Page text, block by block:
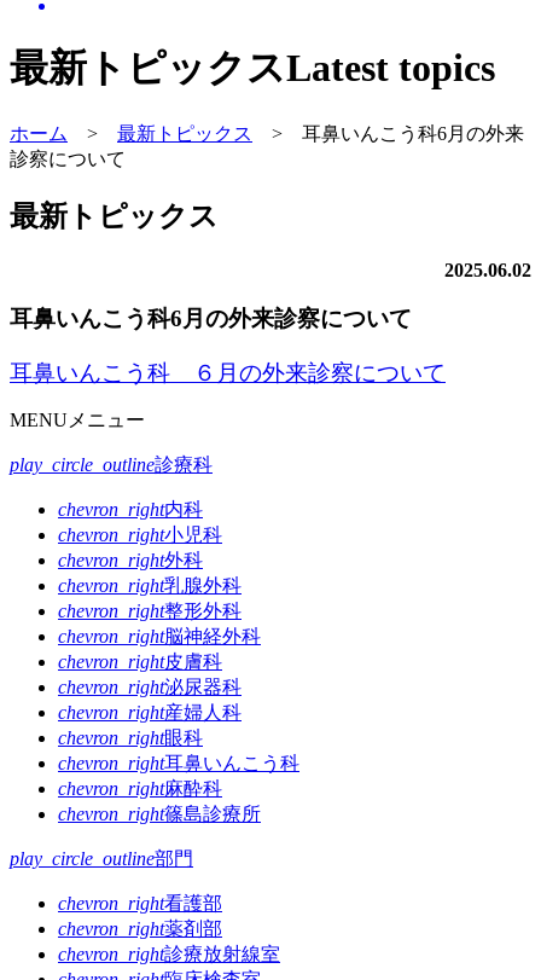
最新トピックスLatest topics
ホーム > 最新トピックス > 耳鼻いんこう科6月の外来
診察について
最新トピックス
2025.06.02
耳鼻いんこう科6月の外来診察について
耳鼻いんこう科 ６月の外来診察について
MENU メニュー
play_circle_outline診療科
chevron_right内科
chevron_right小児科
chevron_right外科
chevron_right乳腺外科
chevron_right整形外科
chevron_right脳神経外科
chevron_right皮膚科
chevron_right泌尿器科
chevron_right産婦人科
chevron_right眼科
chevron_right耳鼻いんこう科
chevron_right麻酔科
chevron_right篠島診療所
play_circle_outline部門
chevron_right看護部
chevron_right薬剤部
chevron_right診療放射線室